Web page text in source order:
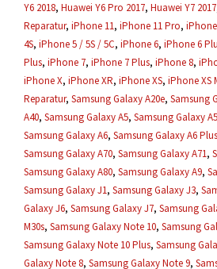
Y6 2018, Huawei Y6 Pro 2017, Huawei Y7 2017
Reparatur, iPhone 11, iPhone 11 Pro,
4S, iPhone 5 / 5S / 5C, iPhone 6, iPhone 6
Plus, iPhone 7, iPhone 7 Plus, iPhone 8,
iPhone X, iPhone XR, iPhone XS, iPhone XS
Reparatur, Samsung Galaxy A20e, Samsung
A40, Samsung Galaxy A5, Samsung Galaxy
Samsung Galaxy A6, Samsung Galaxy A6 Plus
Samsung Galaxy A70, Samsung Galaxy A71,
Samsung Galaxy A80, Samsung Galaxy A9,
Samsung Galaxy J1, Samsung Galaxy J3,
Galaxy J6, Samsung Galaxy J7, Samsung
M30s, Samsung Galaxy Note 10, Samsung
Samsung Galaxy Note 10 Plus, Samsung
Galaxy Note 8, Samsung Galaxy Note 9,